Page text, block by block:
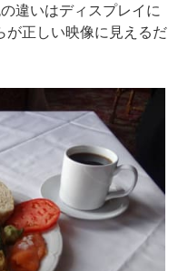
違いはディスプレイに
が正しい映像に見えるだ